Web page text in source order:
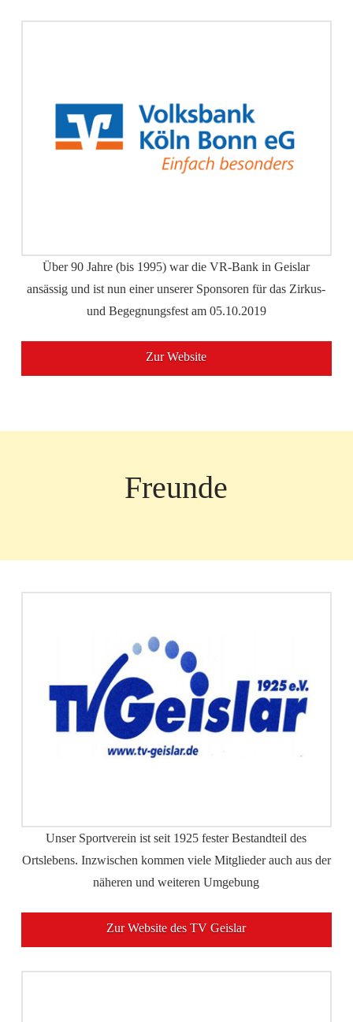
Über 90 Jahre (bis 1995) war die VR-Bank in Geislar
ansässig und ist nun einer unserer Sponsoren für das Zirkus-
und Begegnungsfest am 05.10.2019
Zur Website
Freunde
Unser Sportverein ist seit 1925 fester Bestandteil des
Ortslebens. Inzwischen kommen viele Mitglieder auch aus der
näheren und weiteren Umgebung
Zur Website des TV Geislar